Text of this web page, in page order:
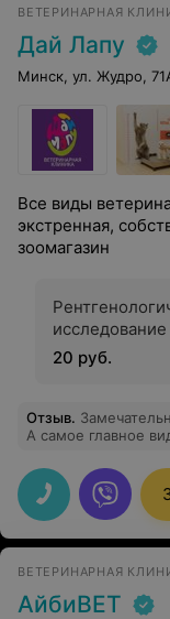
ВЕТЕРИНАРНАЯ
Дай Лапу
Минск, ул. Жудро,
Все виды
экстренная,
зоомагазин
20 руб.
Отзыв.
А самое главное
ВЕТЕРИНАРНАЯ
АйбиВЕТ